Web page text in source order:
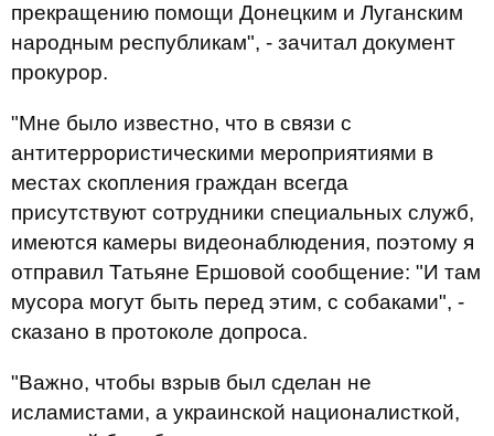
прекращению помощи Донецким и Луганским
народным республикам", - зачитал документ
прокурор.
"Мне было известно, что в связи с
антитеррористическими мероприятиями в
местах скопления граждан всегда
присутствуют сотрудники специальных служб,
имеются камеры видеонаблюдения, поэтому я
отправил Татьяне Ершовой сообщение: "И там
мусора могут быть перед этим, с собаками", -
сказано в протоколе допроса.
"Важно, чтобы взрыв был сделан не
исламистами, а украинской националисткой,